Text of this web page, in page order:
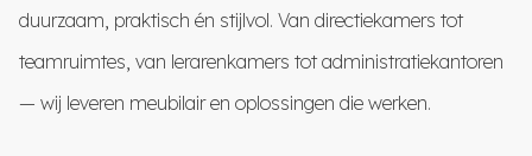
duurzaam, praktisch én stijlvol. Van directiekamers tot
teamruimtes, van lerarenkamers tot administratiekantoren
— wij leveren meubilair en oplossingen die werken.